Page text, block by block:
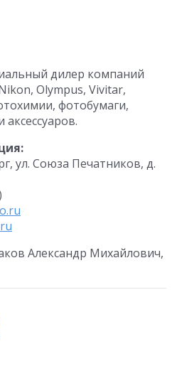
дилер компаний
Olympus, Vivitar,
фотобумаги,
ул. Союза Печатников, д.
Александр Михайлович,